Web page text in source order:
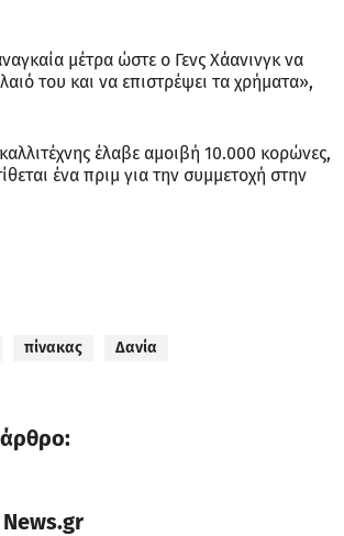
μέτρα ώστε ο Γενς Χάανινγκ να
του και να επιστρέψει τα χρήματα»,
έλαβε αμοιβή 10.000 κορώνες,
ένα πριμ για την συμμετοχή στην
πίνακας Δανία